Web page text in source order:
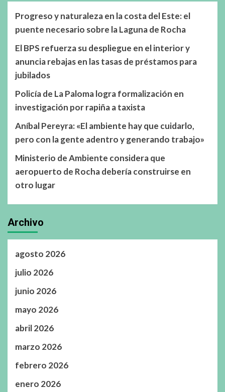
Progreso y naturaleza en la costa del Este: el
puente necesario sobre la Laguna de Rocha
El BPS refuerza su despliegue en el interior y
anuncia rebajas en las tasas de préstamos para
jubilados
Policía de La Paloma logra formalización en
investigación por rapiña a taxista
Aníbal Pereyra: «El ambiente hay que cuidarlo,
pero con la gente adentro y generando trabajo»
Ministerio de Ambiente considera que
aeropuerto de Rocha debería construirse en
otro lugar
Archivo
agosto 2026
julio 2026
junio 2026
mayo 2026
abril 2026
marzo 2026
febrero 2026
enero 2026